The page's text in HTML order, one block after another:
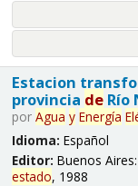
Estacion
provincia deRío
por Agua y Energía
Idioma: Español
Editor: Buenos Aires:
estado, 1988